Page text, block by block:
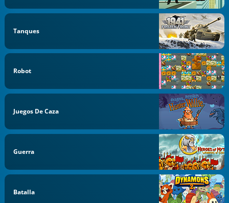
Tanques
Robot
Juegos De Caza
Guerra
Batalla